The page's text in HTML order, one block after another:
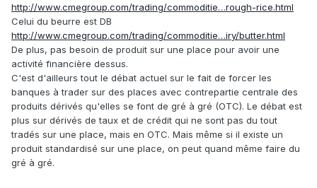
http://www.cmegroup.com/trading/commoditie…rough-rice.html
Celui du beurre est DB
http://www.cmegroup.com/trading/commoditie…iry/butter.html
De plus, pas besoin de produit sur une place pour avoir une
activité financière dessus.
C'est d'ailleurs tout le débat actuel sur le fait de forcer les
banques à trader sur des places avec contrepartie centrale des
produits dérivés qu'elles se font de gré à gré (OTC). Le débat est
plus sur dérivés de taux et de crédit qui ne sont pas du tout
tradés sur une place, mais en OTC. Mais même si il existe un
produit standardisé sur une place, on peut quand même faire du
gré à gré.